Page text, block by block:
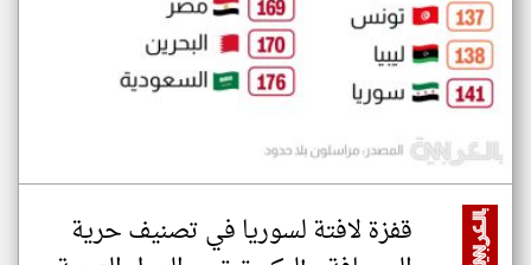
قفزة لافتة لسوريا في تصنيف حرية